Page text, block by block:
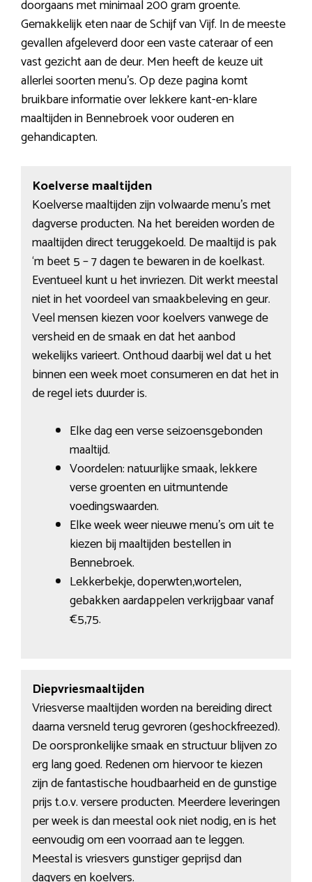
doorgaans met minimaal 200 gram groente.
Gemakkelijk eten naar de Schijf van Vijf. In de meeste
gevallen afgeleverd door een vaste cateraar of een
vast gezicht aan de deur. Men heeft de keuze uit
allerlei soorten menu’s. Op deze pagina komt
bruikbare informatie over lekkere kant-en-klare
maaltijden in Bennebroek voor ouderen en
gehandicapten.
Koelverse maaltijden
Koelverse maaltijden zijn volwaarde menu’s met
dagverse producten. Na het bereiden worden de
maaltijden direct teruggekoeld. De maaltijd is pak
‘m beet 5 – 7 dagen te bewaren in de koelkast.
Eventueel kunt u het invriezen. Dit werkt meestal
niet in het voordeel van smaakbeleving en geur.
Veel mensen kiezen voor koelvers vanwege de
versheid en de smaak en dat het aanbod
wekelijks varieert. Onthoud daarbij wel dat u het
binnen een week moet consumeren en dat het in
de regel iets duurder is.
Elke dag een verse seizoensgebonden
maaltijd.
Voordelen: natuurlijke smaak, lekkere
verse groenten en uitmuntende
voedingswaarden.
Elke week weer nieuwe menu’s om uit te
kiezen bij maaltijden bestellen in
Bennebroek.
Lekkerbekje, doperwten,wortelen,
gebakken aardappelen verkrijgbaar vanaf
€5,75.
Diepvriesmaaltijden
Vriesverse maaltijden worden na bereiding direct
daarna versneld terug gevroren (geshockfreezed).
De oorspronkelijke smaak en structuur blijven zo
erg lang goed. Redenen om hiervoor te kiezen
zijn de fantastische houdbaarheid en de gunstige
prijs t.o.v. versere producten. Meerdere leveringen
per week is dan meestal ook niet nodig, en is het
eenvoudig om een voorraad aan te leggen.
Meestal is vriesvers gunstiger geprijsd dan